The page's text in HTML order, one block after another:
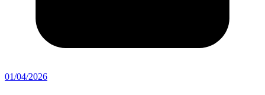
01/04/2026